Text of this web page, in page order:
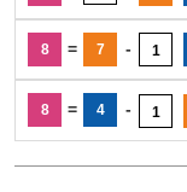
8 = 7 - 1
8 = 4 - 1